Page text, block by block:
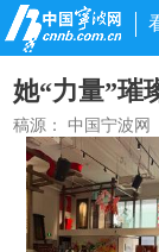
她“力量”璀
稿源： 中国宁波网